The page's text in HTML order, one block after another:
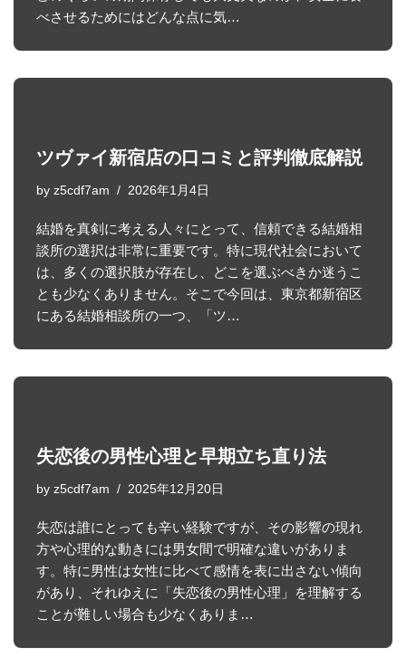
べさせるためにはどんな点に気…
ツヴァイ新宿店の口コミと評判徹底解説
by z5cdf7am 2026年1月4日
結婚を真剣に考える人々にとって、信頼できる結婚相
談所の選択は非常に重要です。特に現代社会において
は、多くの選択肢が存在し、どこを選ぶべきか迷うこ
とも少なくありません。そこで今回は、東京都新宿区
にある結婚相談所の一つ、「ツ…
失恋後の男性心理と早期立ち直り法
by z5cdf7am 2025年12月20日
失恋は誰にとっても辛い経験ですが、その影響の現れ
方や心理的な動きには男女間で明確な違いがありま
す。特に男性は女性に比べて感情を表に出さない傾向
があり、それゆえに「失恋後の男性心理」を理解する
ことが難しい場合も少なくありま…